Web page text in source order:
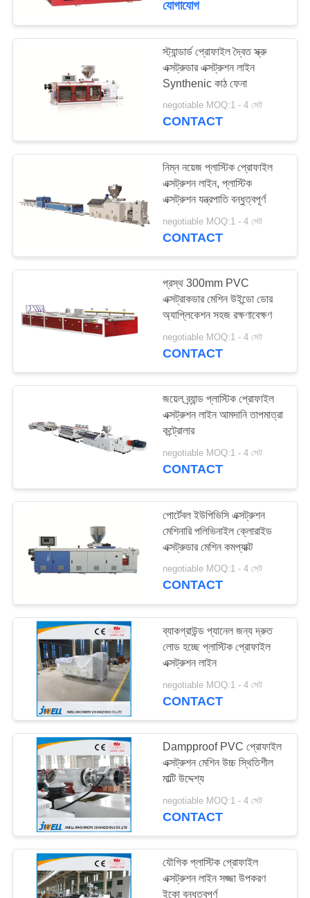
টুইন স্ক্রু পেলেটাইজার
21
প্লাস্টিক পেষণকারী মেশিন
মেল্টব্লাউন ফ্যাব্রিক মেশিন
যোগাযোগ
স্ট্যান্ডার্ড প্রোফাইল দ্বৈত স্ক্রু
এক্সট্রুডার এক্সট্রুশন লাইন
Synthenic কাঠ ফেনা
negotiable MOQ:1 - 4 সেট
CONTACT
নিম্ন নয়েজ প্লাস্টিক প্রোফাইল
এক্সট্রুশন লাইন, প্লাস্টিক
এক্সট্রুশন যন্ত্রপাতি বন্ধুত্বপূর্ণ
negotiable MOQ:1 - 4 সেট
CONTACT
প্রস্থ 300mm PVC
এক্সট্রাকডার মেশিন উইন্ডো ডোর
অ্যাপ্লিকেশন সহজ রক্ষণাবেক্ষণ
negotiable MOQ:1 - 4 সেট
CONTACT
জয়েল ব্র্যান্ড প্লাস্টিক প্রোফাইল
এক্সট্রুশন লাইন আমদানি তাপমাত্রা
কন্ট্রোলার
negotiable MOQ:1 - 4 সেট
CONTACT
পোর্টেবল ইউপিভিসি এক্সট্রুশন
মেশিনারি পলিভিনাইল ক্লোরাইড
এক্সট্রুডার মেশিন কমপ্যাক্ট
negotiable MOQ:1 - 4 সেট
CONTACT
ব্যাকগ্রাউন্ড প্যানেল জন্য দ্রুত
লোড হচ্ছে প্লাস্টিক প্রোফাইল
এক্সট্রুশন লাইন
negotiable MOQ:1 - 4 সেট
CONTACT
Dampproof PVC প্রোফাইল
এক্সট্রুশন মেশিন উচ্চ স্থিতিশীল
মাল্টি উদ্দেশ্য
negotiable MOQ:1 - 4 সেট
CONTACT
যৌগিক প্লাস্টিক প্রোফাইল
এক্সট্রুশন লাইন সজ্জা উপকরণ
ইকো বন্ধুত্বপূর্ণ